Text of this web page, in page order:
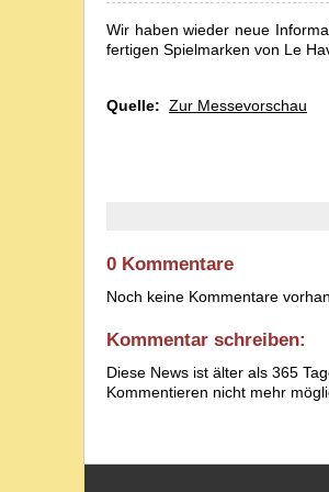
Wir haben wieder neue
fertigen Spielmarken von Le
Quelle: Zur Messevorschau
0 Kommentare
Noch keine Kommentare
Kommentar schreiben:
Diese News ist älter als 365
Kommentieren nicht mehr